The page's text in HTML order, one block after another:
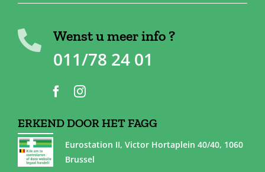
Wenst u meer info ?
011/78 24 01
ERKEND DOOR HET FAGG
Eurostation II, Victor Hortaplein 40/40, 1060
Brussel